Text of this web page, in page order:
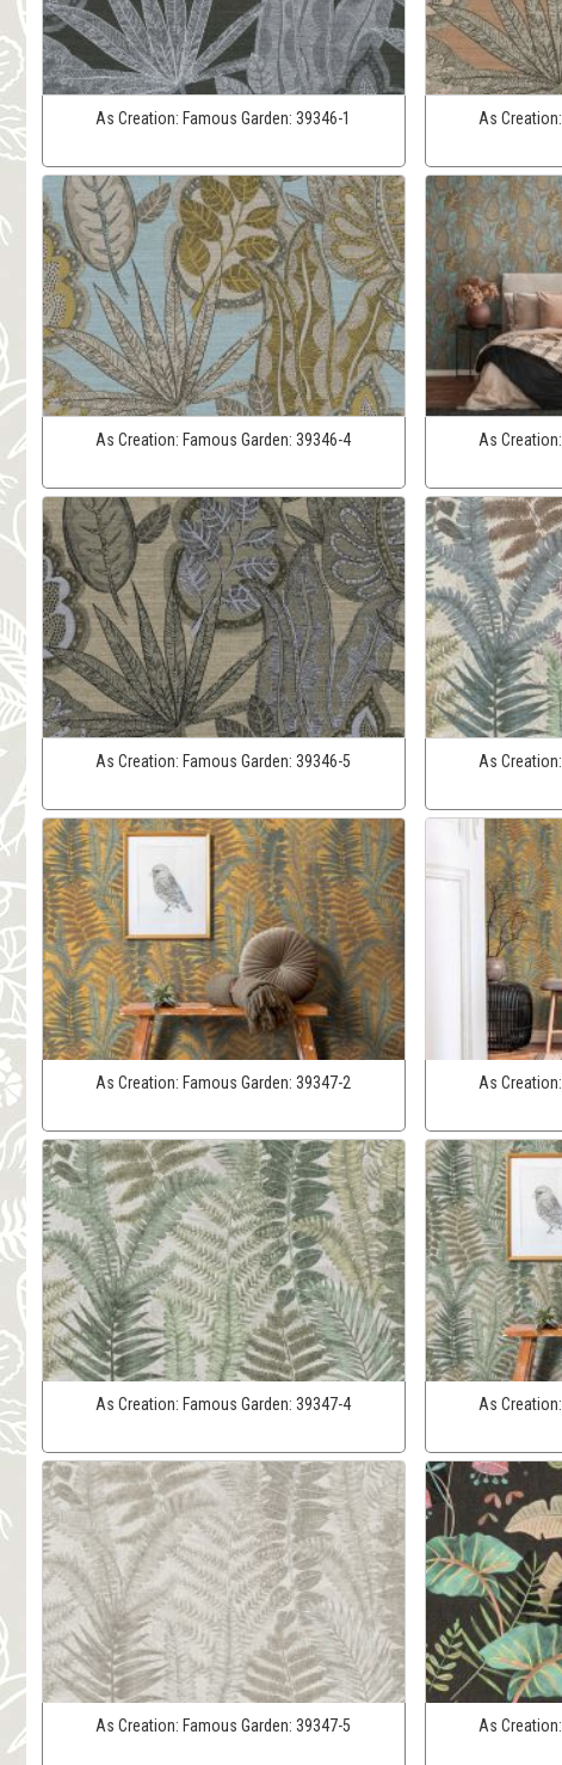
As Creation:Famous Garden:39346-1 As Creation:
As Creation: Famous Garden:39346-4 As Creation:
As Creation: Famous Garden:39346-5 As Creation:
As Creation: Famous Garden:39347-2 As Creation:
As Creation: Famous Garden:39347-4 As Creation:
As Creation: Famous Garden:39347-5 As Creation: